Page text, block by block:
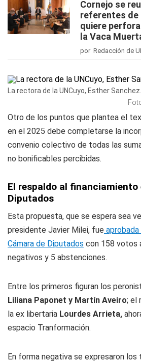
Cornejo se
referentes de
quiere
la Vaca
por Redacción de
La rectora de la UNCuyo, Esther Sanchez.
Otro de los puntos que plantea el
en el 2025 debe completarse la
convenio colectivo de todas las
no bonificables percibidas.
El respaldo al financiamiento
Diputados
Esta propuesta, que se espera sea
presidente Javier Milei, fue
Cámara de Diputados con 158 votos
negativos y 5 abstenciones.
Entre los primeros figuran los
Liliana Paponet y Martín Aveiro; el
la ex libertaria Lourdes Arrieta,
espacio Tranformación.
En forma negativa se expresaron los